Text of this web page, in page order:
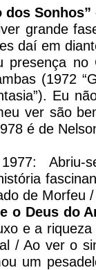
grande
daí em
presença
(1972
Eu
ver são
é de
1977:
de Morfeu
o Deus do
e a
/ Ao ver o
um